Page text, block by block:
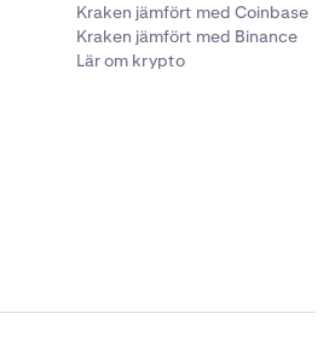
Kraken jämfört med Coinbase
Kraken jämfört med Binance
Lär om krypto